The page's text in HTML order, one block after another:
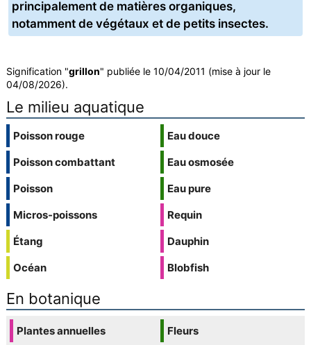
principalement de matières organiques,
notamment de végétaux et de petits insectes.
Signification "grillon" publiée le 10/04/2011 (mise à jour le
04/08/2026).
Le milieu aquatique
Poisson rouge
Poisson combattant
Poisson
Micros-poissons
Étang
Océan
Eau douce
Eau osmosée
Eau pure
Requin
Dauphin
Blobfish
En botanique
Plantes annuelles
Fleurs